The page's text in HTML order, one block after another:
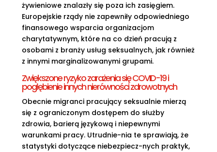
żywieniowe znalazły się poza ich zasięgiem.
Europejskie rządy nie zapewniły odpowiedniego
finansowego wsparcia organizacjom
charytatywnym, które na co dzień pracują z
osobami z branży usług seksualnych, jak również
z innymi marginalizowanymi grupami.
Zwiększone ryzyko zarażenia się COVID-19 i
pogłębienie innych nierówności zdrowotnych
Obecnie migranci pracujący seksualnie mierzą
się z ograniczonym dostępem do służby
zdrowia, barierą językową i niepewnymi
warunkami pracy. Utrudnie-nia te sprawiają, że
statystyki dotyczące niebezpiecz-nych praktyk,